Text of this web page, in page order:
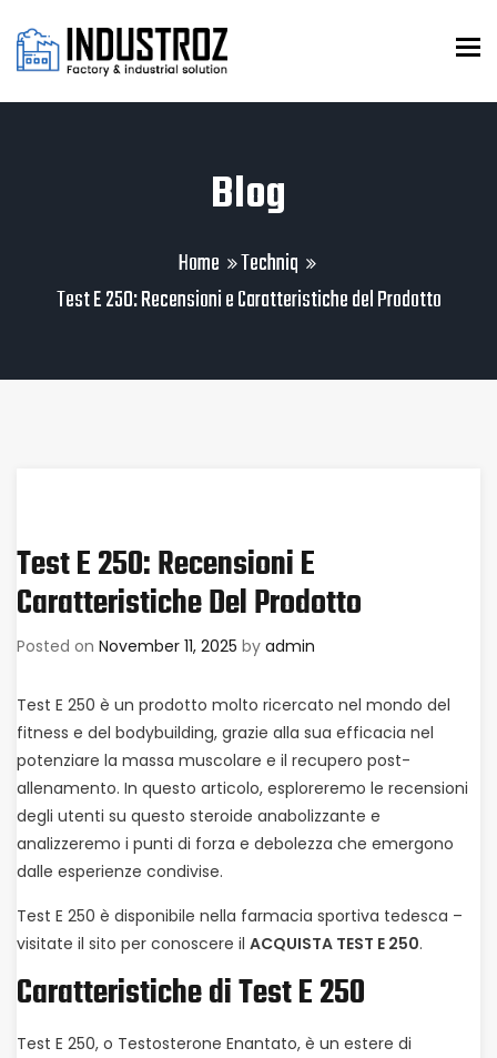
Blog
Home
Techniq
Test E 250: Recensioni e Caratteristiche del Prodotto
Test E 250: Recensioni E
Caratteristiche Del Prodotto
Posted on November 11, 2025 by admin
Test E 250 è un prodotto molto ricercato nel mondo del
fitness e del bodybuilding, grazie alla sua efficacia nel
potenziare la massa muscolare e il recupero post-
allenamento. In questo articolo, esploreremo le recensioni
degli utenti su questo steroide anabolizzante e
analizzeremo i punti di forza e debolezza che emergono
dalle esperienze condivise.
Test E 250 è disponibile nella farmacia sportiva tedesca –
visitate il sito per conoscere il ACQUISTA TEST E 250.
Caratteristiche di Test E 250
Test E 250, o Testosterone Enantato, è un estere di